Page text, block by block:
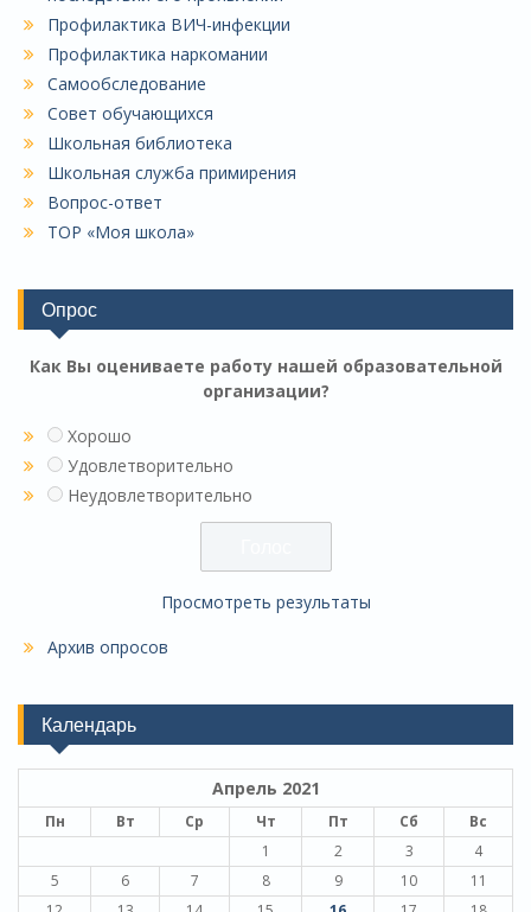
Профилактика ВИЧ-инфекции
Профилактика наркомании
Самообследование
Совет обучающихся
Школьная библиотека
Школьная служба примирения
Вопрос-ответ
ТОР «Моя школа»
Опрос
Как Вы оцениваете работу нашей образовательной
организации?
Хорошо
Удовлетворительно
Неудовлетворительно
Просмотреть результаты
Архив опросов
Календарь
Апрель 2021
Пн Вт Ср Чт Пт Сб
Вс
1
2 3
4
5
6 7 8 9 10
11